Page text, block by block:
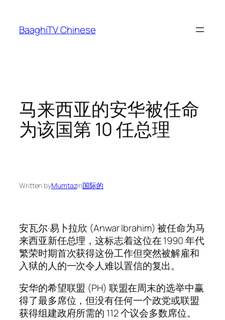
content
BaaghiTV Chinese
马来西亚的安华被任命
为该国第 10 任总理
Written byMumtazin国际的
安瓦尔·易卜拉欣 (Anwar Ibrahim) 被任命为马
来西亚新任总理，这标志着这位在 1990 年代
繁荣时期首次获得这份工作但突然被解雇和
入狱的人的一次令人难以置信的复出。
安华的希望联盟 (PH) 联盟在周末的选举中赢
得了最多席位，但没有任何一个政党或联盟
获得组建政府所需的 112 个议会多数席位。